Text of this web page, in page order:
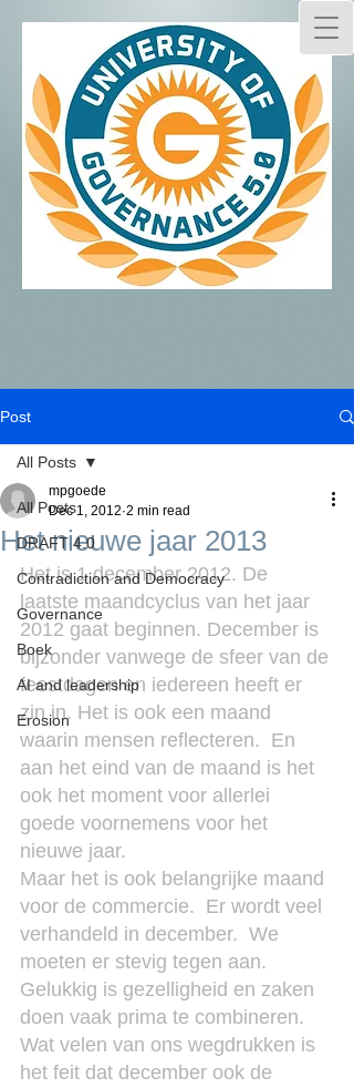
Post
All Posts
DRAFT 4.0
Contradiction and Democracy
Governance
Boek
AI and leadership
Erosion
All Posts
Het nieuwe jaar 2013
mpgoede
Dec 1, 2012 2 min read
Het is 1 december 2012. De
laatste maandcyclus van het jaar
2012 gaat beginnen. December is
bijzonder vanwege de sfeer van de
feestdagen en iedereen heeft er
zin in. Het is ook een maand
waarin mensen reflecteren.  En
aan het eind van de maand is het
ook het moment voor allerlei
goede voornemens voor het
nieuwe jaar.
Maar het is ook belangrijke maand
voor de commercie.  Er wordt veel
verhandeld in december.  We
moeten er stevig tegen aan.
Gelukkig is gezelligheid en zaken
doen vaak prima te combineren.
Wat velen van ons wegdrukken is
het feit dat december ook de